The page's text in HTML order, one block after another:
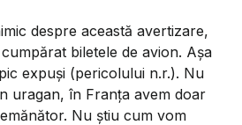
despre această avertizare,
biletele de avion. Așa
expuși (pericolului n.r.). Nu
uragan, în Franța avem doar
Nu știu cum vom